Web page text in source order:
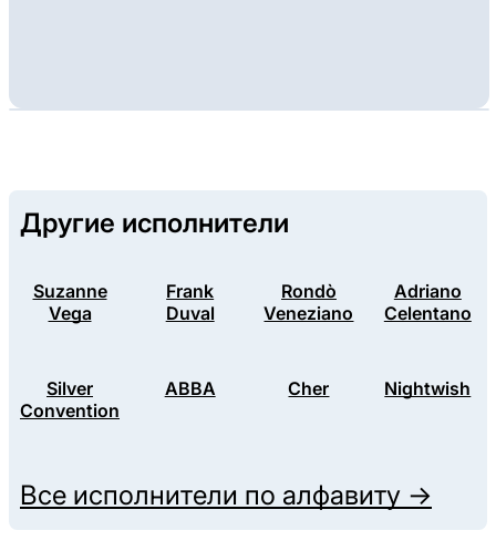
Другие исполнители
Suzanne
Vega
Frank
Duval
Rondò
Veneziano
Adriano
Celentano
Silver
Convention
ABBA Cher Nightwish
Все исполнители по алфавиту →